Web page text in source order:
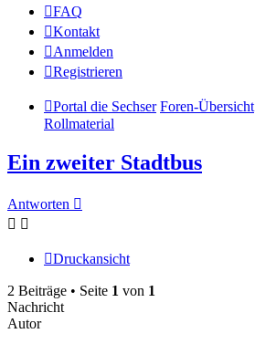
FAQ
Kontakt
Anmelden
Registrieren
Portal die Sechser Foren-Übersicht
Rollmaterial
Ein zweiter Stadtbus
Antworten
Druckansicht
2 Beiträge • Seite 1 von 1
Nachricht
Autor